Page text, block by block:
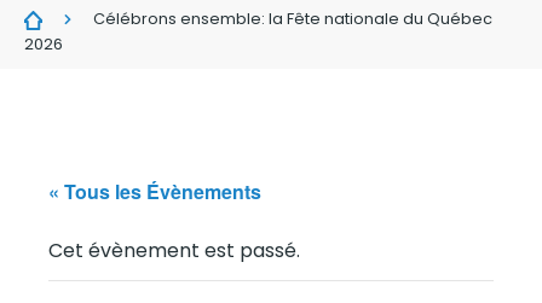
Célébrons ensemble: la Fête nationale du Québec
2026
« Tous les Évènements
Cet évènement est passé.